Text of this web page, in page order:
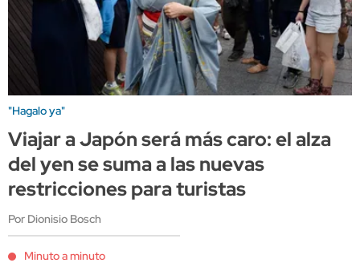
"Hagalo ya"
Viajar a Japón será más caro: el alza
del yen se suma a las nuevas
restricciones para turistas
Por Dionisio Bosch
Minuto a minuto